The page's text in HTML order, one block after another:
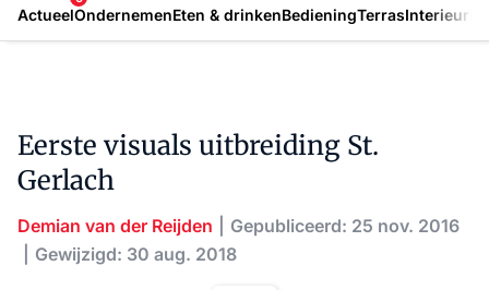
ActueelOndernemenEten & drinkenBedieningTerrasInterieur
Eerste visuals uitbreiding St.
Gerlach
Demian van der Reijden
Gepubliceerd: 25 nov. 2016
Gewijzigd: 30 aug. 2018